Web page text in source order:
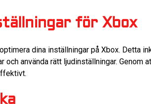
för Xbox
dina inställningar på Xbox. Detta
använda rätt ljudinställningar. Genom